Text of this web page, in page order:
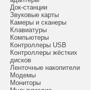
Док-станции
Звуковые карты
Камеры и сканеры
Клавиатуры
Компьютеры
Контроллеры USB
Контроллеры жёстких
дисков
Ленточные накопители
Модемы
Мониторы